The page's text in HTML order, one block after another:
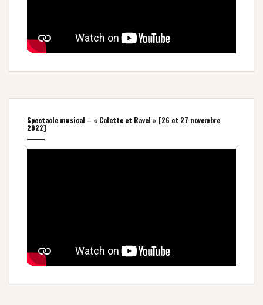
Spectacle musical – « Colette et Ravel » [26 et 27 novembre
2022]